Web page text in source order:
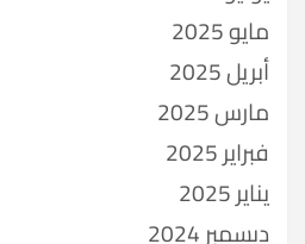
مايو 2025
أبريل 2025
مارس 2025
فبراير 2025
يناير 2025
ديسمبر 2024